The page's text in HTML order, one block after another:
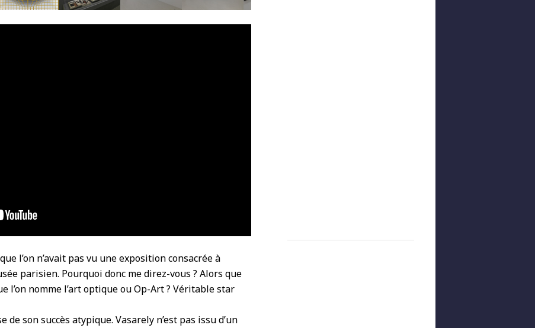
l’on n’avait pas vu une exposition consacrée à
parisien. Pourquoi donc me direz-vous ? Alors que
l’on nomme l’art optique ou Op-Art ? Véritable star
son succès atypique. Vasarely n’est pas issu d’un